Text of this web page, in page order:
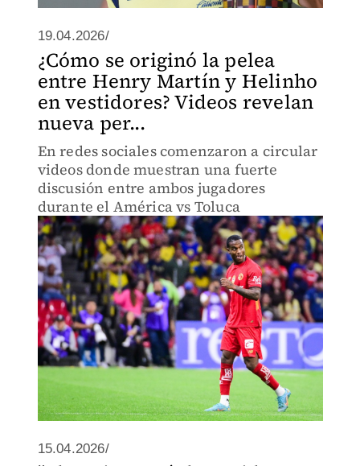
19.04.2026/
¿Cómo se originó la pelea
entre Henry Martín y Helinho
en vestidores? Videos revelan
nueva per...
En redes sociales comenzaron a circular
videos donde muestran una fuerte
discusión entre ambos jugadores
durante el América vs Toluca
15.04.2026/